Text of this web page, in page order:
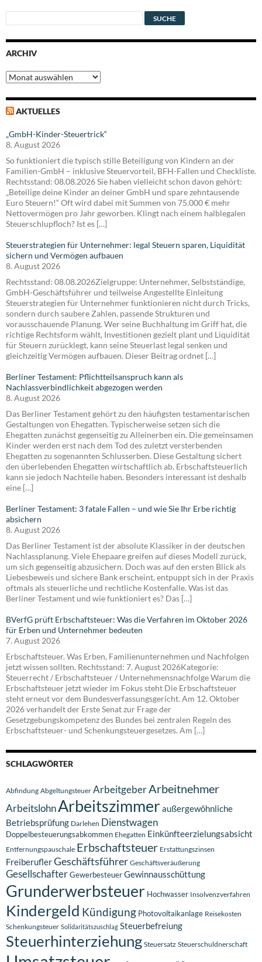
ARCHIV
Archiv
AKTUELLES
„GmbH-Kinder-Steuertrick“
8. August 2026
So funktioniert die typisch stille Beteiligung von Kindern an der
Familien-GmbH – inklusive Steuervorteil, BFH-Fallen und Checkliste.
Rechtsstand: 08.08.2026 Sie haben vielleicht schon davon gehört:
„Beteilige deine Kinder an deiner GmbH und spare zehntausende
Euro Steuern!“ Oft wird dabei mit Summen von 75.000 € mehr
Nettovermögen pro Jahr geworben. Klingt nach einem halblegalen
Steuerschlupfloch? Ist es […]
Steuerstrategien für Unternehmer: legal Steuern sparen, Liquidität
sichern und Vermögen aufbauen
8. August 2026
Rechtsstand: 08.08.2026Zielgruppe: Unternehmer, Selbstständige,
GmbH-Geschäftsführer und teilweise Angestellte Einleitung
Steuerstrategien für Unternehmer funktionieren nicht durch Tricks,
sondern durch saubere Zahlen, passende Strukturen und
vorausschauende Planung. Wer seine Buchhaltung im Griff hat, die
richtige Rechtsform wählt, Investitionen gezielt plant und Liquidität
für Steuern zurücklegt, kann seine Steuerlast legal senken und
gleichzeitig Vermögen aufbauen. Dieser Beitrag ordnet […]
Berliner Testament: Pflichtteilsanspruch kann als
Nachlassverbindlichkeit abgezogen werden
8. August 2026
Das Berliner Testament gehört zu den häufigsten testamentarischen
Gestaltungen von Ehegatten. Typischerweise setzen sich die
Ehegatten zunächst gegenseitig zu Alleinerben ein. Die gemeinsamen
Kinder werden erst nach dem Tod des zuletzt versterbenden
Ehegatten zu sogenannten Schlusserben. Diese Gestaltung sichert
den überlebenden Ehegatten wirtschaftlich ab. Erbschaftsteuerlich
kann sie jedoch Nachteile haben. Besonders interessant ist deshalb
eine […]
Berliner Testament: 3 fatale Fallen – und wie Sie Ihr Erbe richtig
absichern
8. August 2026
Das Berliner Testament ist der absolute Klassiker in der deutschen
Nachlassplanung. Viele Ehepaare greifen auf dieses Modell zurück,
um sich gegenseitig abzusichern. Doch was auf den ersten Blick als
Liebesbeweis und sichere Bank erscheint, entpuppt sich in der Praxis
oftmals als steuerliche und rechtliche Kostenfalle. Was ist das
Berliner Testament und wie funktioniert es? Das […]
BVerfG prüft Erbschaftsteuer: Was die Verfahren im Oktober 2026
für Erben und Unternehmer bedeuten
7. August 2026
Erbschaftsteuer. Was Erben, Familienunternehmen und Nachfolgen
jetzt wissen sollten. Rechtsstand: 7. August 2026Kategorie:
Steuerrecht / Erbschaftsteuer / Unternehmensnachfolge Warum die
Erbschaftsteuer jetzt wieder im Fokus steht Die Erbschaftsteuer
steht erneut vor dem Bundesverfassungsgericht. Am 12. Oktober
2026 verhandelt der Erste Senat zur Frage der
Gesetzgebungskompetenz des Bundes bei zentralen Regeln des
Erbschaftsteuer- und Schenkungsteuergesetzes. Am […]
SCHLAGWÖRTER
Abfindung Abgeltungsteuer ArbeitgeberArbeitnehmer
ArbeitslohnArbeitszimmeraußergewöhnliche
Betriebsprüfung Darlehen Dienstwagen
Doppelbesteuerungsabkommen Ehegatten Einkünfteerzielungsabsicht
Entfernungspauschale Erbschaftsteuer Erstattungszinsen
FreiberuflerGeschäftsführer Geschäftsveräußerung
GesellschafterGewerbesteuerGewinnausschüttung
Grunderwerbsteuer Hochwasser Insolvenzverfahren
Kindergeld Kündigung Photovoltaikanlage Reisekosten
Schenkungsteuer Solidaritätszuschlag Steuerbefreiung
Steuerhinterziehung Steuersatz Steuerschuldnerschaft